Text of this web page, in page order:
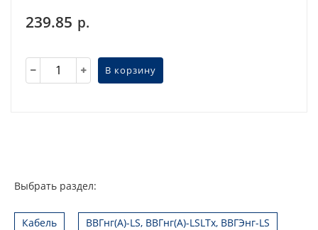
239.85 р.
В корзину
Выбрать раздел:
Кабель ВВГнг(А)-LS, ВВГнг(А)-LSLTx, ВВГЭнг-LS